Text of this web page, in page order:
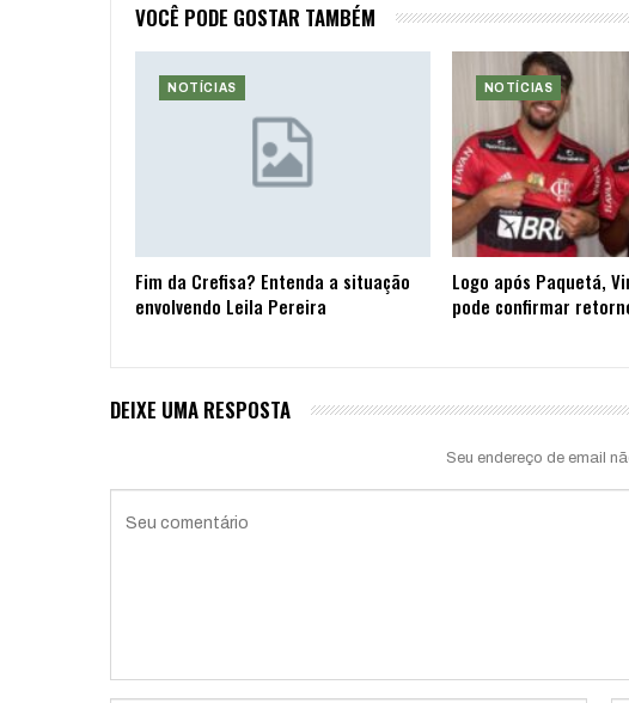
VOCÊ PODE GOSTAR TAMBÉM
NOTÍCIAS
Fim da Crefisa? Entenda a situação
envolvendo Leila Pereira
NOTÍCIAS
Logo após Paquetá,
pode confirmar
DEIXE UMA RESPOSTA
Seu endereço de email